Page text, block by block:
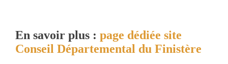
En savoir plus : page dédiée site
Conseil Départemental du Finistère